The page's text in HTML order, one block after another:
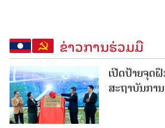
ຂ່າວການຮ່ວມມື
ເປີດປ້າຍຈຸດ
ສະຖາບັນກາ